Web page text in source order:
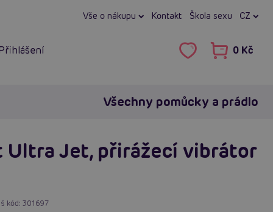
Vše o nákupu Kontakt Škola sexu CZ
0 Kč
Všechny pomůcky a prádlo
Ultra Jet, přirážecí vibrátor
kód:301697